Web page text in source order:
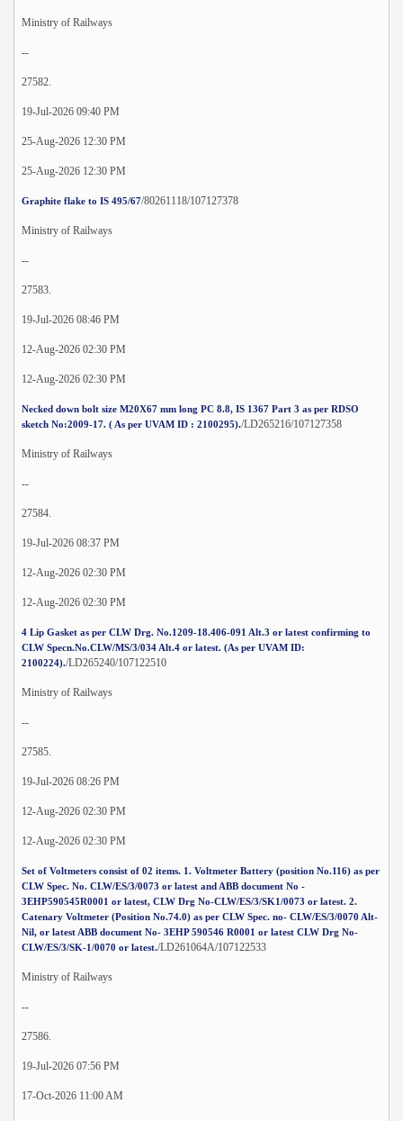
Ministry of Railways
--
27582.
19-Jul-2026 09:40 PM
25-Aug-2026 12:30 PM
25-Aug-2026 12:30 PM
Graphite flake to IS 495/67/80261118/107127378
Ministry of Railways
--
27583.
19-Jul-2026 08:46 PM
12-Aug-2026 02:30 PM
12-Aug-2026 02:30 PM
Necked down bolt size M20X67 mm long PC 8.8, IS 1367 Part 3 as per RDSO
sketch No:2009-17. ( As per UVAM ID : 2100295)./LD265216/107127358
Ministry of Railways
--
27584.
19-Jul-2026 08:37 PM
12-Aug-2026 02:30 PM
12-Aug-2026 02:30 PM
4 Lip Gasket as per CLW Drg. No.1209-18.406-091 Alt.3 or latest confirming to
CLW Specn.No.CLW/MS/3/034 Alt.4 or latest. (As per UVAM ID:
2100224)./LD265240/107122510
Ministry of Railways
--
27585.
19-Jul-2026 08:26 PM
12-Aug-2026 02:30 PM
12-Aug-2026 02:30 PM
Set of Voltmeters consist of 02 items. 1. Voltmeter Battery (position No.116) as per
CLW Spec. No. CLW/ES/3/0073 or latest and ABB document No -
3EHP590545R0001 or latest, CLW Drg No-CLW/ES/3/SK1/0073 or latest. 2.
Catenary Voltmeter (Position No.74.0) as per CLW Spec. no- CLW/ES/3/0070 Alt-
Nil, or latest ABB document No- 3EHP 590546 R0001 or latest CLW Drg No-
CLW/ES/3/SK-1/0070 or latest./LD261064A/107122533
Ministry of Railways
--
27586.
19-Jul-2026 07:56 PM
17-Oct-2026 11:00 AM